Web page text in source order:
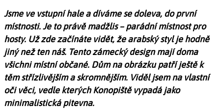
Jsme ve vstupní hale a díváme se doleva, do první
místnosti. Je to právě madžlis – parádní místnost pro
hosty. Už zde začínáte vidět, že arabský styl je hodně
jiný než ten náš. Tento zámecký design mají doma
všichni místní občané. Dům na obrázku patří ještě k
těm střízlivějším a skromnějším. Viděl jsem na vlastní
oči věci, vedle kterých Konopiště vypadá jako
minimalistická pitevna.